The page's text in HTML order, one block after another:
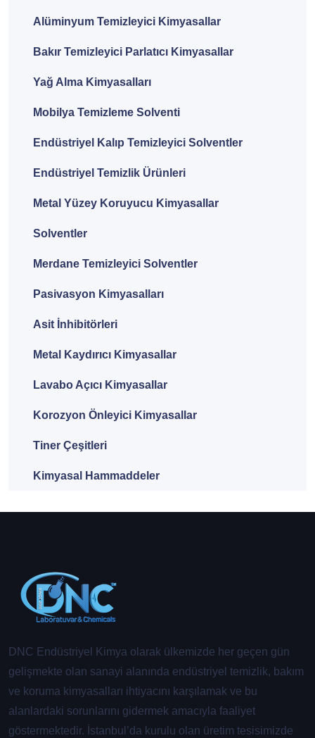
Alüminyum Temizleyici Kimyasallar
Bakır Temizleyici Parlatıcı Kimyasallar
Yağ Alma Kimyasalları
Mobilya Temizleme Solventi
Endüstriyel Kalıp Temizleyici Solventler
Endüstriyel Temizlik Ürünleri
Metal Yüzey Koruyucu Kimyasallar
Solventler
Merdane Temizleyici Solventler
Pasivasyon Kimyasalları
Asit İnhibitörleri
Metal Kaydırıcı Kimyasallar
Lavabo Açıcı Kimyasallar
Korozyon Önleyici Kimyasallar
Tiner Çeşitleri
Kimyasal Hammaddeler
DNC Endüstriyel Kimya olarak ülkemizde her geçen gün
gelişmekte olan sanayi alanında endüstriyel temizlik, bakım
ve koruma kimyasalları ihtiyacını karşılamak ve bu
alanlardaki sorunlarını gidermek amacıyla faaliyet
göstermektedir. İstanbul’da kurulu olan üretim tesisimizde